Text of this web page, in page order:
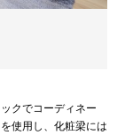
クでコーディネー
使用し、化粧梁には